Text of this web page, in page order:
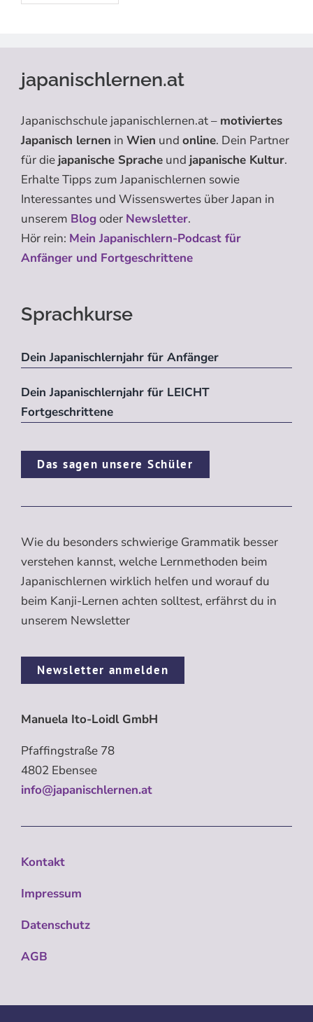
japanischlernen.at
Japanischschule japanischlernen.at – motiviertes
Japanisch lernen in Wien und online. Dein Partner
für die japanische Sprache und japanische Kultur.
Erhalte Tipps zum Japanischlernen sowie
Interessantes und Wissenswertes über Japan in
unserem Blogoder Newsletter.
Hör rein: Mein Japanischlern-Podcast für
Anfänger und Fortgeschrittene
Sprachkurse
Dein Japanischlernjahr für Anfänger
Dein Japanischlernjahr für LEICHT
Fortgeschrittene
Das sagen unsere Schüler
Wie du besonders schwierige Grammatik besser
verstehen kannst, welche Lernmethoden beim
Japanischlernen wirklich helfen und worauf du
beim Kanji-Lernen achten solltest, erfährst du in
unserem Newsletter
Newsletter anmelden
Manuela Ito-Loidl GmbH
Pfaffingstraße 78
4802 Ebensee
info@japanischlernen.at
Kontakt
Impressum
Datenschutz
AGB